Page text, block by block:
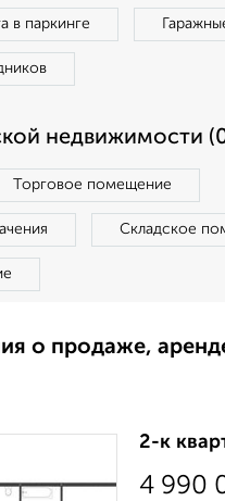
в паркинге
недвижимости
Торговое помещение
Складское
о продаже,
2-к
4 990